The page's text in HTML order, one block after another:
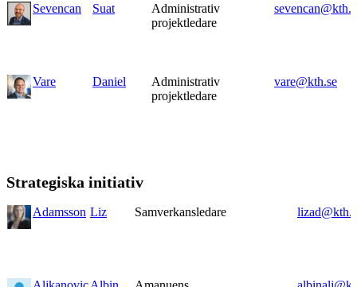
Sevencan Suat
Administrativ
projektledare
Vare Daniel
Administrativ
projektledare
vare@kth.se
Strategiska initiativ
Adamsson Liz Samverkansledare